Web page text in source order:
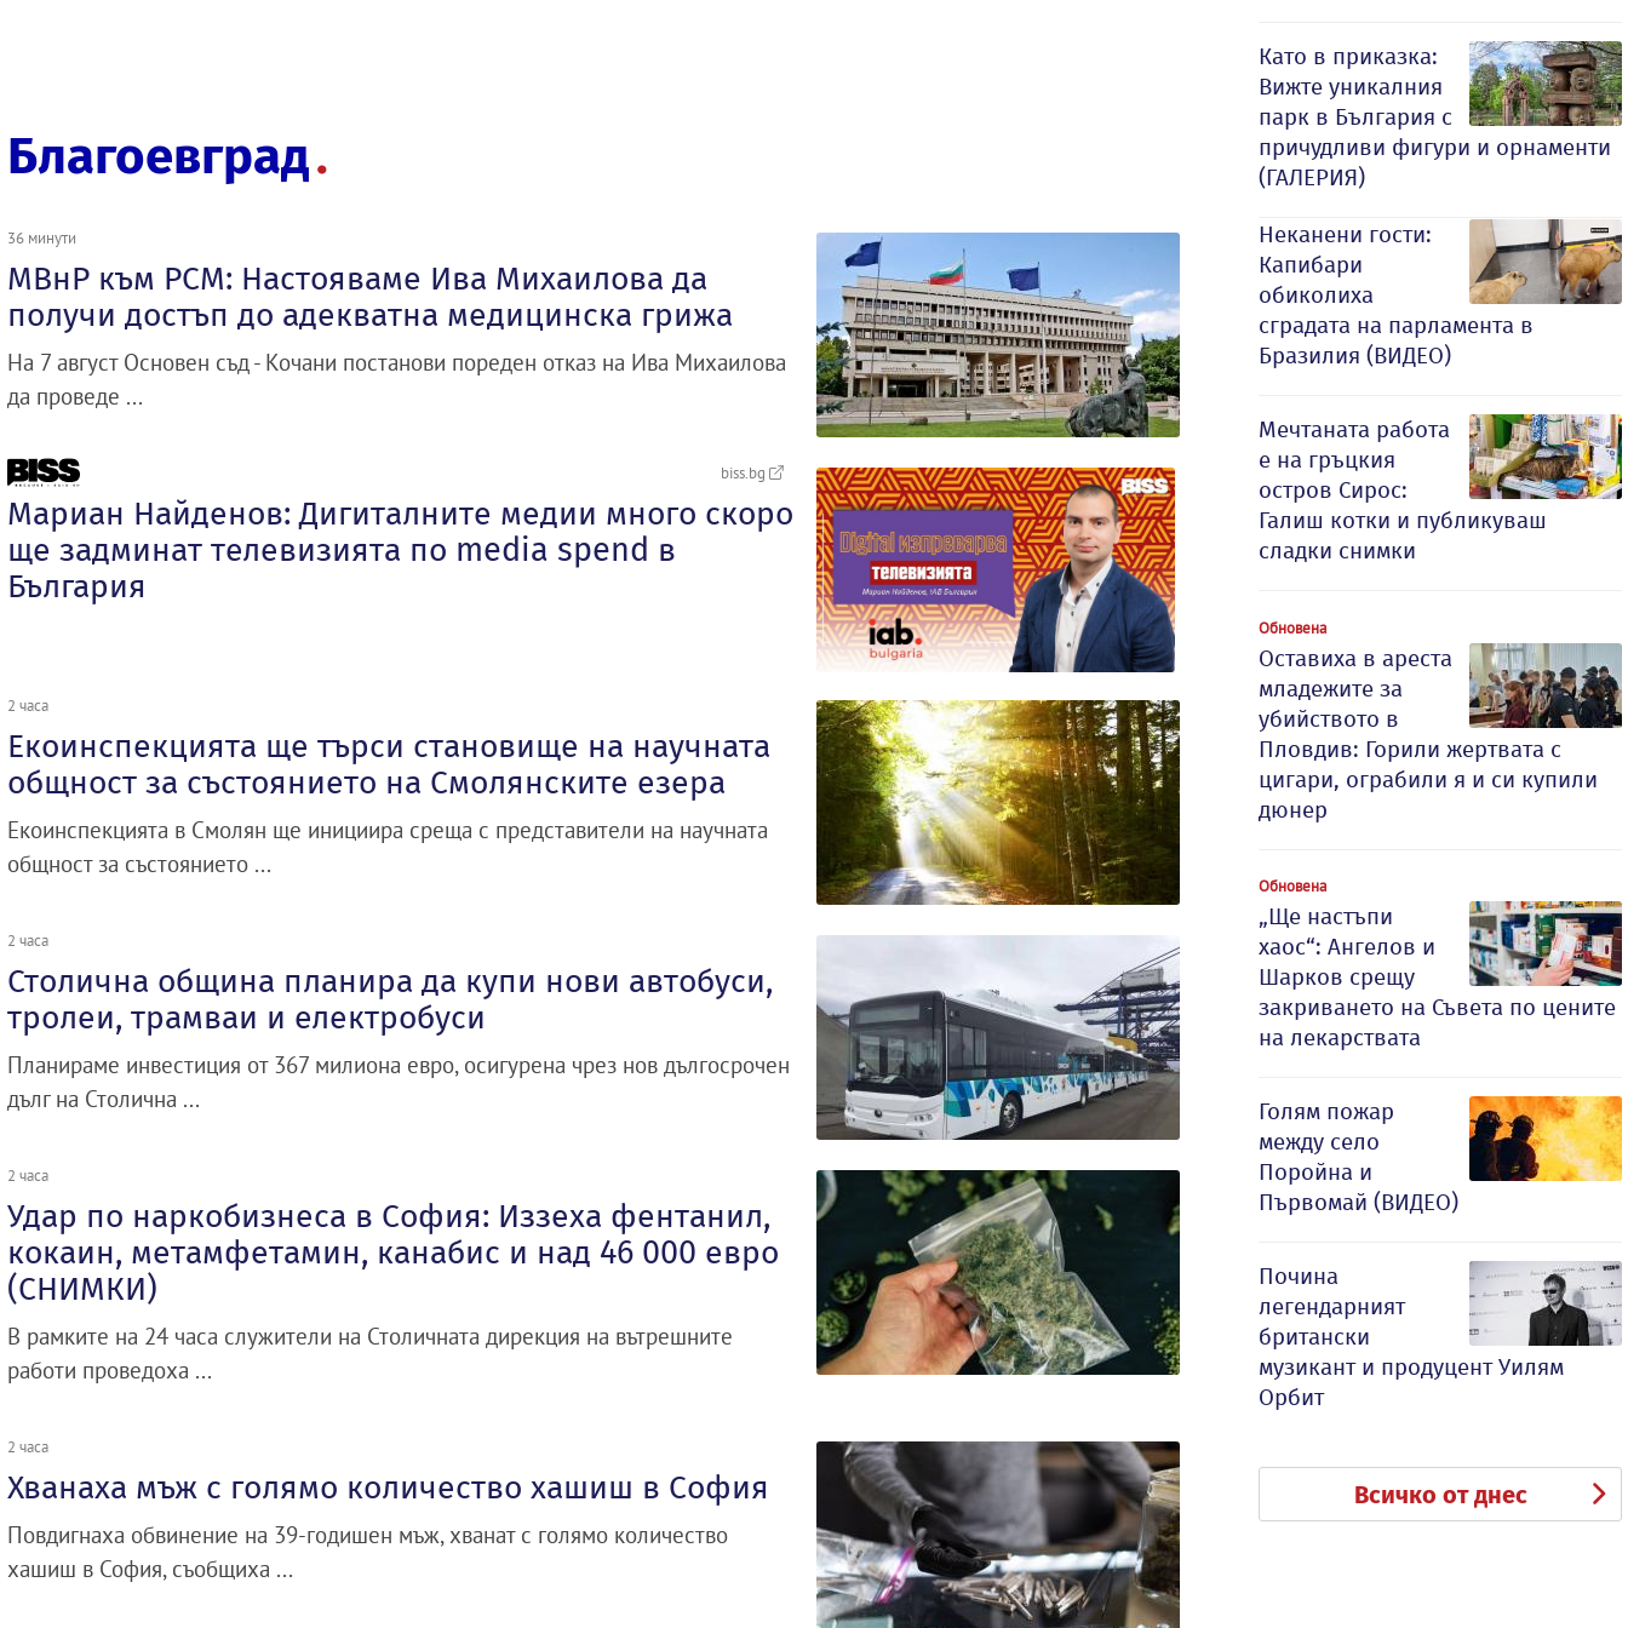
Благоевград
36 минути
МВнР към РСМ: Настояваме Ива Михаилова да
получи достъп до адекватна медицинска грижа
На 7 август Основен съд - Кочани постанови пореден отказ на Ива Михаилова
да проведе ...
biss.bg
Мариан Найденов: Дигиталните медии много скоро
ще задминат телевизията по media spend в
България
2 часа
Екоинспекцията ще търси становище на научната
общност за състоянието на Смолянските езера
Екоинспекцията в Смолян ще инициира среща с представители на научната
общност за състоянието ...
2 часа
Столична община планира да купи нови автобуси,
тролеи, трамваи и електробуси
Планираме инвестиция от 367 милиона евро, осигурена чрез нов дългосрочен
дълг на Столична ...
2 часа
Удар по наркобизнеса в София: Иззеха фентанил,
кокаин, метамфетамин, канабис и над 46 000 евро
(СНИМКИ)
В рамките на 24 часа служители на Столичната дирекция на вътрешните
работи проведоха ...
2 часа
Хванаха мъж с голямо количество хашиш в София
Повдигнаха обвинение на 39-годишен мъж, хванат с голямо количество
хашиш в София, съобщиха ...
Като в приказка:
Вижте уникалния
парк в България с
причудливи фигури и орнаменти
(ГАЛЕРИЯ)
Неканени гости:
Капибари
обиколиха
сградата на парламента в
Бразилия (ВИДЕО)
Мечтаната работа
е на гръцкия
остров Сирос:
Галиш котки и публикуваш
сладки снимки
Обновена
Оставиха в ареста
младежите за
убийството в
Пловдив: Горили жертвата с
цигари, ограбили я и си купили
дюнер
Обновена
„Ще настъпи
хаос“: Ангелов и
Шарков срещу
закриването на Съвета по цените
на лекарствата
Голям пожар
между село
Поройна и
Първомай (ВИДЕО)
Почина
легендарният
британски
музикант и продуцент Уилям
Орбит
Всичко от днес